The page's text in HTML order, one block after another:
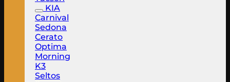
KIA
Carnival
Sedona
Cerato
Optima
Morning
K3
Seltos